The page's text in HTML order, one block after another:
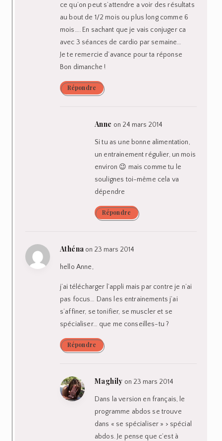
ce qu’on peut s’attendre a voir des résultats
au bout de 1/2 mois ou plus long comme 6
mois…. En sachant que je vais conjuger ca
avec 3 séances de cardio par semaine…
Je te remercie d’avance pour ta réponse
Bon dimanche !
Répondre
Anne on 24 mars 2014
Si tu as une bonne alimentation,
un entrainement régulier, un mois
environ 😉 mais comme tu le
soulignes toi-même cela va
dépendre
Répondre
Athéna on 23 mars 2014
hello Anne,
j’ai télécharger l’appli mais par contre je n’ai
pas focus… Dans les entrainements j’ai
s’affiner, se tonifier, se muscler et se
spécialiser… que me conseilles-tu ?
Répondre
Maghily on 23 mars 2014
Dans la version en français, le
programme abdos se trouve
dans « se spécialiser » > spécial
abdos. Je pense que c’est à